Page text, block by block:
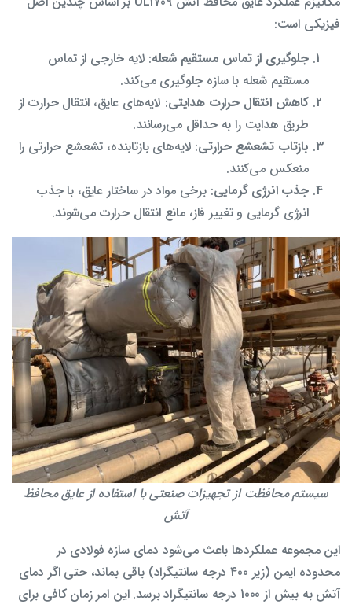
فیزیکی است:
جلوگیری از تماس مستقیم شعله: لایه خارجی از تماس
مستقیم شعله با سازه جلوگیری می‌کند.
کاهش انتقال حرارت هدایتی: لایه‌های عایق، انتقال حرارت از
طریق هدایت را به حداقل می‌رسانند.
بازتاب تشعشع حرارتی: لایه‌های بازتابنده، تشعشع حرارتی را
منعکس می‌کنند.
جذب انرژی گرمایی: برخی مواد در ساختار عایق، با جذب
انرژی گرمایی و تغییر فاز، مانع انتقال حرارت می‌شوند.
سیستم محافظت از تجهیزات صنعتی با استفاده از عایق محافظ
آتش
این مجموعه عملکردها باعث می‌شود دمای سازه فولادی در
محدوده ایمن (زیر 400 درجه سانتیگراد) باقی بماند، حتی اگر دمای
آتش به بیش از 1000 درجه سانتیگراد برسد. این امر زمان کافی برای